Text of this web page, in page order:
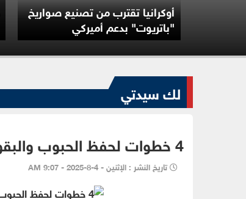
أوكرانيا تقترب من تصنيع صواريخ
"باتريوت" بدعم أميركي
لك سيدتي
4 خطوات لحفظ الحبوب والبقوليات بطريقة صحيحة وحمايتها من التلف
تاريخ النشر : الإثنين - 4-8-2025 - 9:07 AM